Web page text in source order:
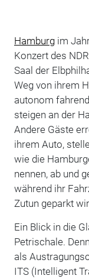
Hamburgim
Konzert des
Saal der
Weg von ihrem
autonom
steigen an der
Andere Gäste
ihrem Auto,
wie die
nennen, ab und
während ihr
Zutun geparkt
Ein Blick in die
Petrischale.
als
ITS (Intelligent